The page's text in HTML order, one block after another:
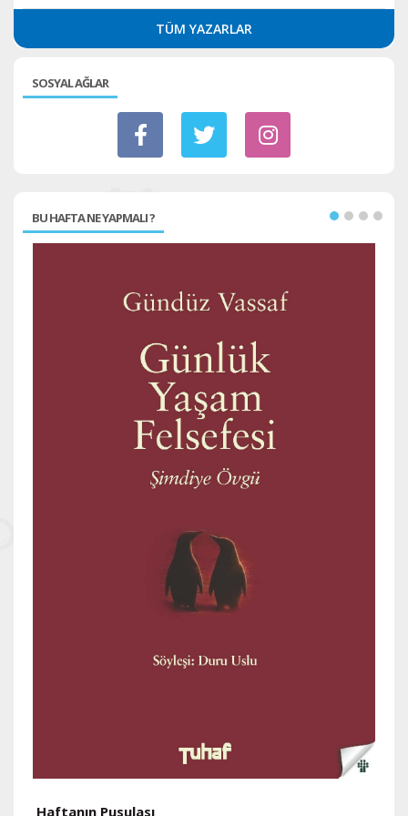
TÜM YAZARLAR
SOSYAL AĞLAR
BU HAFTA NE YAPMALI ?
Haftanın Pusulası